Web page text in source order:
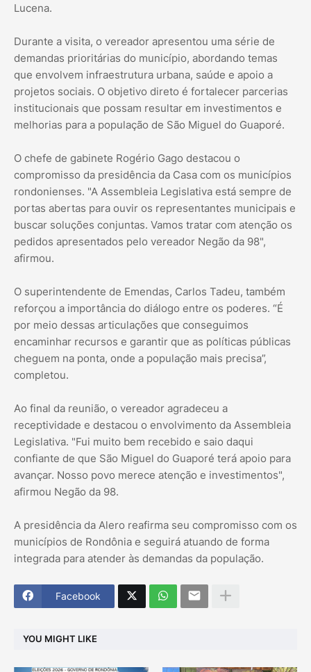
Lucena.
Durante a visita, o vereador apresentou uma série de
demandas prioritárias do município, abordando temas
que envolvem infraestrutura urbana, saúde e apoio a
projetos sociais. O objetivo direto é fortalecer parcerias
institucionais que possam resultar em investimentos e
melhorias para a população de São Miguel do Guaporé.
O chefe de gabinete Rogério Gago destacou o
compromisso da presidência da Casa com os municípios
rondonienses. "A Assembleia Legislativa está sempre de
portas abertas para ouvir os representantes municipais e
buscar soluções conjuntas. Vamos tratar com atenção os
pedidos apresentados pelo vereador Negão da 98",
afirmou.
O superintendente de Emendas, Carlos Tadeu, também
reforçou a importância do diálogo entre os poderes. “É
por meio dessas articulações que conseguimos
encaminhar recursos e garantir que as políticas públicas
cheguem na ponta, onde a população mais precisa”,
completou.
Ao final da reunião, o vereador agradeceu a
receptividade e destacou o envolvimento da Assembleia
Legislativa. "Fui muito bem recebido e saio daqui
confiante de que São Miguel do Guaporé terá apoio para
avançar. Nosso povo merece atenção e investimentos",
afirmou Negão da 98.
A presidência da Alero reafirma seu compromisso com os
municípios de Rondônia e seguirá atuando de forma
integrada para atender às demandas da população.
Facebook
YOU MIGHT LIKE